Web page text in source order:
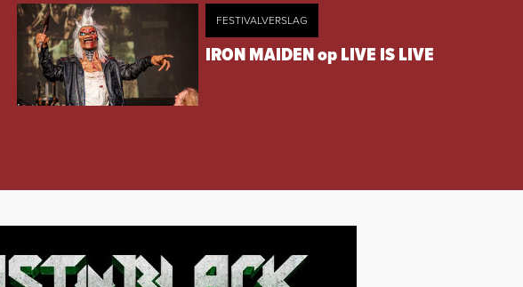
FESTIVALVERSLAG
IRON MAIDEN op LIVE IS LIVE